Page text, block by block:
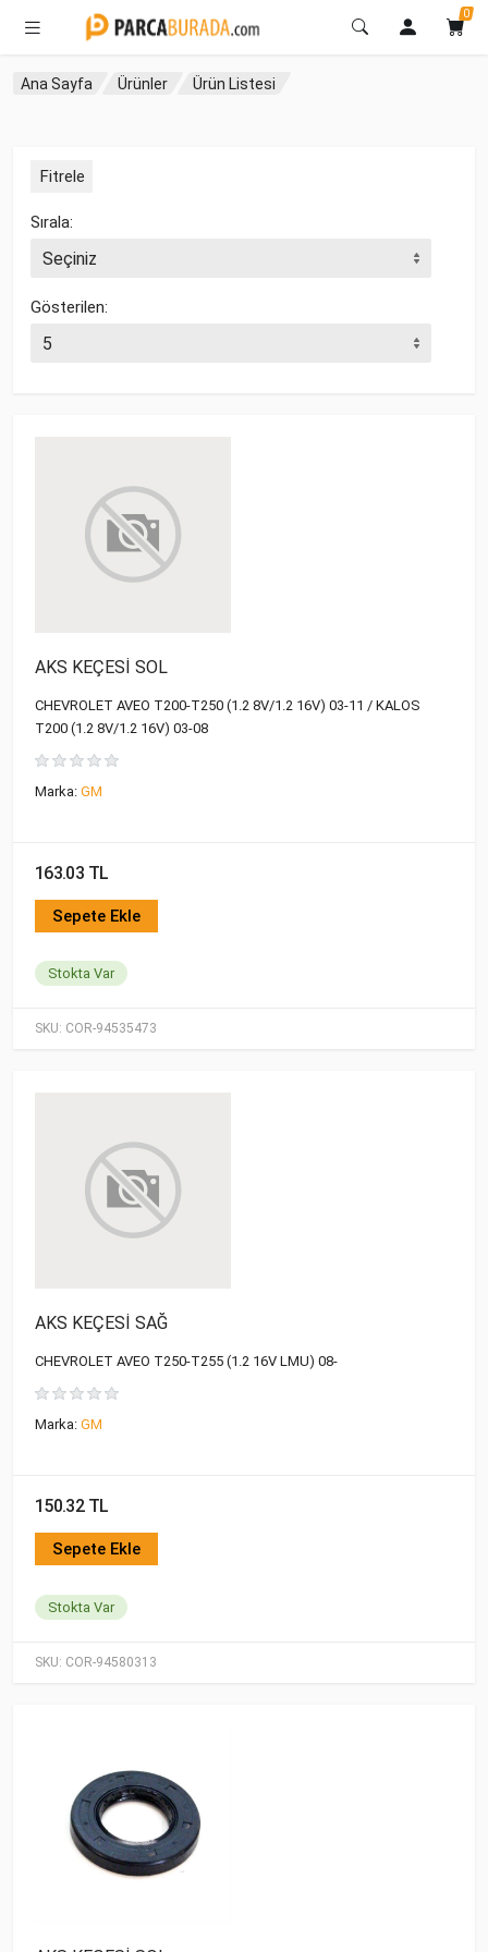
0
Ana Sayfa Ürünler Ürün Listesi
Fitrele
Sırala:
Gösterilen:
SKU: COR-94535473
AKS KEÇESİ SOL
CHEVROLET AVEO T200-T250 (1.2 8V/1.2 16V) 03-11 / KALOS
T200 (1.2 8V/1.2 16V) 03-08
Marka: GM
163.03 TL
Sepete Ekle
Stokta Var
SKU: COR-94580313
AKS KEÇESİ SAĞ
CHEVROLET AVEO T250-T255 (1.2 16V LMU) 08-
Marka: GM
150.32 TL
Sepete Ekle
Stokta Var